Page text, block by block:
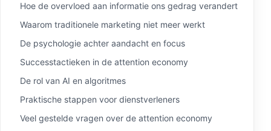
Hoe de overvloed aan informatie ons gedrag verandert
Waarom traditionele marketing niet meer werkt
De psychologie achter aandacht en focus
Successtactieken in de attention economy
De rol van AI en algoritmes
Praktische stappen voor dienstverleners
Veel gestelde vragen over de attention economy